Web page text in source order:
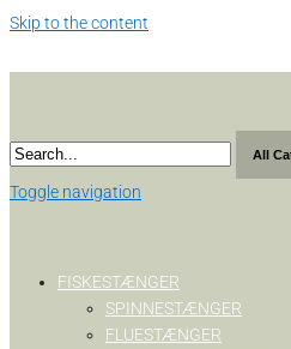
Skip to the content
Toggle navigation
FISKESTÆNGER
SPINNESTÆNGER
FLUESTÆNGER